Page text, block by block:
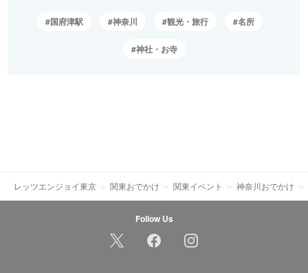
国府津駅 神奈川 観光・旅行 名所
神社・お寺
レッツエンジョイ東京 関東おでかけ 関東イベント 神奈川おでかけ
Follow Us